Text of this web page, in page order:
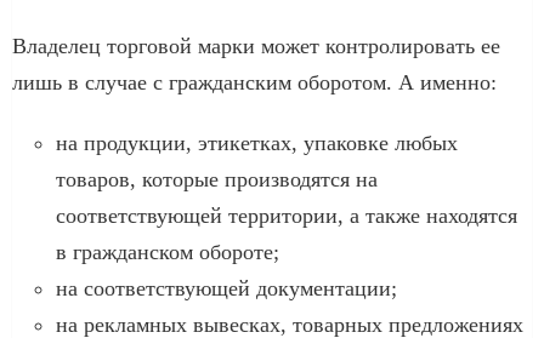
Владелец торговой марки может контролировать ее
лишь в случае с гражданским оборотом. А именно:
на продукции, этикетках, упаковке любых
товаров, которые производятся на
соответствующей территории, а также находятся
в гражданском обороте;
на соответствующей документации;
на рекламных вывесках, товарных предложениях